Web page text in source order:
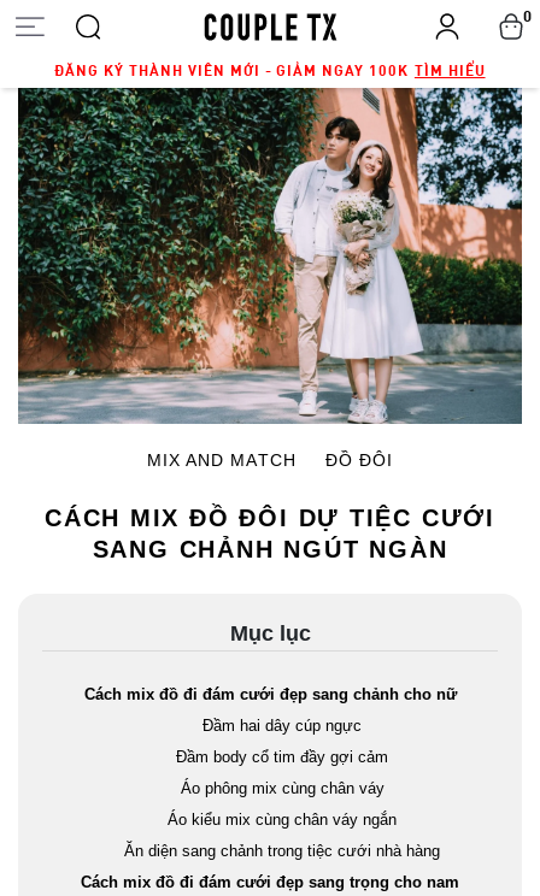
ĐĂNG KÝ THÀNH VIÊN MỚI - GIẢM NGAY 100K TÌM HIỂU
0
MIX AND MATCH ĐỒ ĐÔI
CÁCH MIX ĐỒ ĐÔI DỰ TIỆC CƯỚI
SANG CHẢNH NGÚT NGÀN
Mục lục
Cách mix đồ đi đám cưới đẹp sang chảnh cho nữ
Đầm hai dây cúp ngực
Đầm body cổ tim đầy gợi cảm
Áo phông mix cùng chân váy
Áo kiểu mix cùng chân váy ngắn
Ăn diện sang chảnh trong tiệc cưới nhà hàng
Cách mix đồ đi đám cưới đẹp sang trọng cho nam